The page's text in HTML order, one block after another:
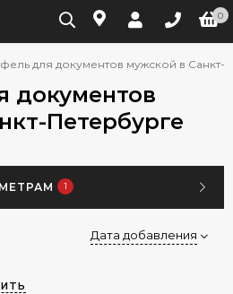
0
для документов мужской в Санкт-
документов
Петербурге
1
Дата добавления